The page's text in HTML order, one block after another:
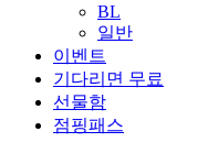
BL
일반
이벤트
기다리면 무료
선물함
점핑패스